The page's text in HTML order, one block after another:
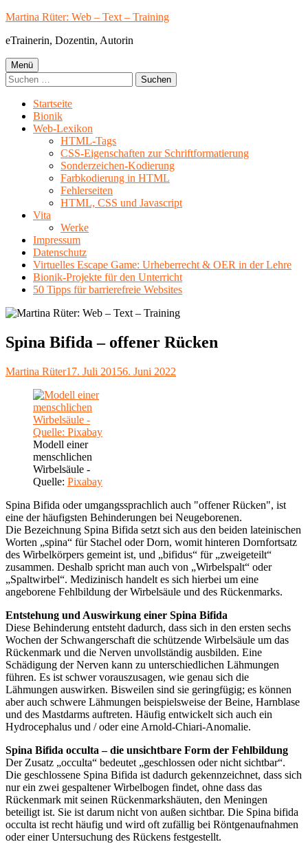
Springe
Inhalt
Martina Rüter: Web – Text – Training
eTrainerin, Dozentin, Autorin
Primäres
Menü
Menü
Suchen
nach:
Startseite
Bionik
Web-Lexikon
HTML-Tags
CSS-Eigenschaften zur Schriftformatierung
Sonderzeichen-Kodierung
Farbkodierung in HTML
Fehlerseiten
HTML, CSS und Javascript
Vita
Werke
Impressum
Datenschutz
Virtuelles Escape Game: Urheberrecht & OER in der Lehre
Bionik-Projekte für den Unterricht
50 Tipps für barrierefreie Websites
Spina Bifida – offener Rücken
Autor
Martina RüterVeröffentlicht
17. Juli 20156. Juni 2022
Modell einer
menschlichen
Wirbelsäule -
Quelle: Pixabay
Spina Bifida oder umgangssprachlich auch "offener Rücken", ist
eine der häufigsten Behinderungen bei Neugeborenen.
Die Bezeichnung Spina Bifida setzt sich aus den beiden lateinischen
Worten „spina“ für Stachel oder Dorn, womit hinteren Dornfortsatz
des Wirbelkörpers gemeint ist, und „bifidus“ für „zweigeteilt“
zusammen. Deshalb spricht man auch von „Wirbelspalt“ oder
„Spaltwirbel“. Medizinisch handelt es sich hierbei um eine
angeborene Fehlbildung der Wirbelsäule und des Rückenmarks.
Entstehung und Auswirkung einer Spina Bifida
Diese Behinderung entsteht dadurch, dass sich in den ersten sechs
Wochen der Schwangerschaft die schützende Wirbelsäule um das
Rückenmark und die Nerven unvollständig ausbilden. Eine
Schädigung der Nerven kann zu unterschiedlichen Lähmungen
führen. Es ist schwer vorauszusagen, wie genau sich die
Lähmungen auswirken. Bisweilen sind sie geringfügig; es können
aber auch schwere Lähmungen beispielsweise der Beine, Harnblase
und des Mastdarms auftreten. Häufig entwickelt sich auch ein
Hydrocephalus und / oder eine Arnold-Chiari-Anomalie.
Spina Bifida occulta – die unsichtbare Form der Fehlbildung
Der Zusatz „occulta“ bedeutet „geschlossen oder nicht sichtbar“.
Die geschlossene Spina Bifida ist dadurch gekennzeichnet, dass sich
nur ein zwei gespaltener Wirbelbogen findet, ohne dass das
Rückenmark mit seinen Rückenmarkshäuten, den Meningen
beteiligt ist. Sie ist darum nicht von außen sichtbar. Die Spina bifida
occulta ist recht häufig und wird oft zufällig bei Röntgenaufnahmen
oder einer Untersuchung des Rückens festgestellt.